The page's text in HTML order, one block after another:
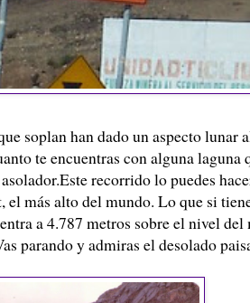
soplan han dado un aspecto lunar
te encuentras con alguna laguna
recorrido lo puedes
, el más alto del mundo. Lo que si
a 4.787 metros sobre el nivel del
parando y admiras el desolado